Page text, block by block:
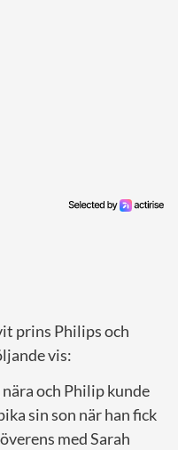
prins Philips och
vis:
och Philip kunde
sin son när han fick
med Sarah